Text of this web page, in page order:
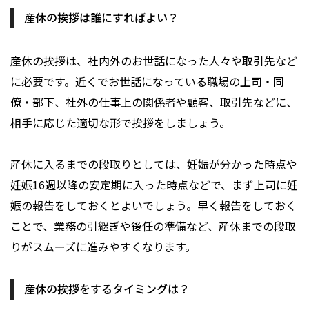
産休の挨拶は誰にすればよい？
産休の挨拶は、社内外のお世話になった人々や取引先など
に必要です。近くでお世話になっている職場の上司・同
僚・部下、社外の仕事上の関係者や顧客、取引先などに、
相手に応じた適切な形で挨拶をしましょう。
産休に入るまでの段取りとしては、妊娠が分かった時点や
妊娠16週以降の安定期に入った時点などで、まず上司に妊
娠の報告をしておくとよいでしょう。早く報告をしておく
ことで、業務の引継ぎや後任の準備など、産休までの段取
りがスムーズに進みやすくなります。
産休の挨拶をするタイミングは？